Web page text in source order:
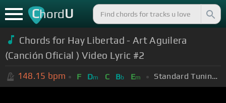
ChordU
Chords for Hay Libertad - Art Aguilera
(Canción Oficial ) Video Lyric #2
148.15 bpm F Dm C Bb Em Standard Tuning (EADGBE)